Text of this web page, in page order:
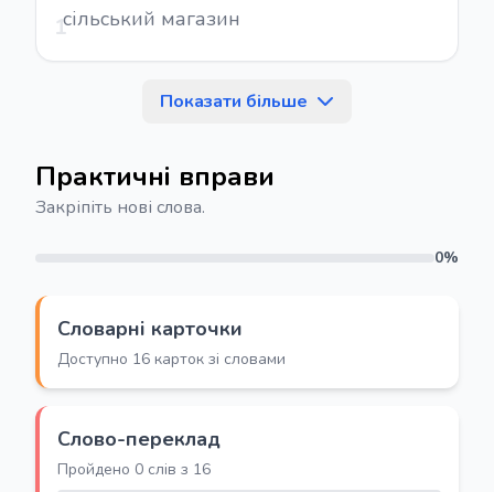
сільський магазин
1
Показати більше
Практичні вправи
Закріпіть нові слова.
0%
Словарні карточки
Доступно 16 карток зі словами
Слово-переклад
Пройдено 0 слів з 16